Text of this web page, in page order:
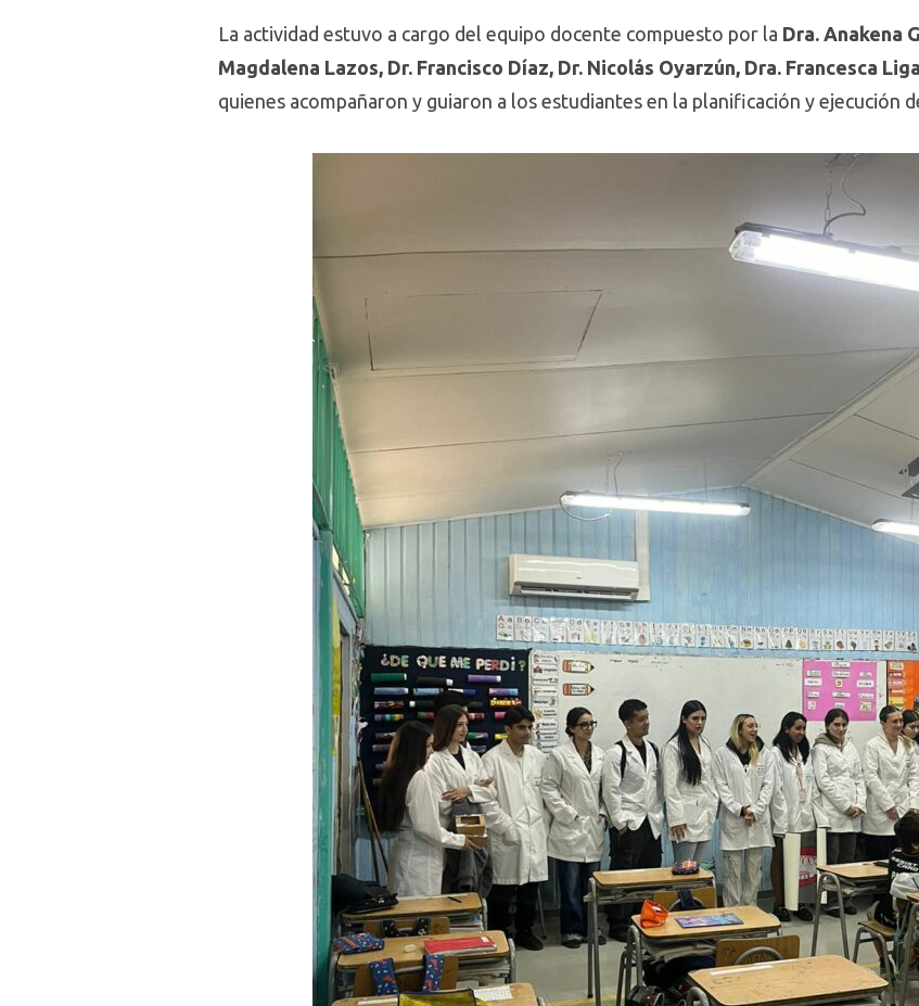
La actividad estuvo a cargo del equipo docente compuesto por la Dra. Anakena
Magdalena Lazos, Dr. Francisco Díaz, Dr. Nicolás Oyarzún, Dra. Francesca
quienes acompañaron y guiaron a los estudiantes en la planificación y ejecución